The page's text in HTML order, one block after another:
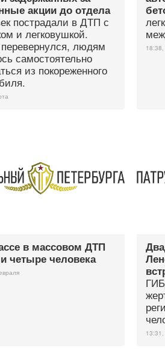
акции до отдела
пострадали в ДТП с
и легковушкой.
людям
самостоятельно
из покореженного
в массовом ДТП
четыре человека